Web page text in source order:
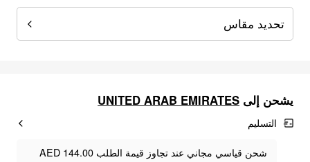
تحديد مقاس
يشحن إلى UNITED ARAB EMIRATES
التسليم
شحن قياسي مجاني عند تجاوز قيمة الطلب AED 144.00